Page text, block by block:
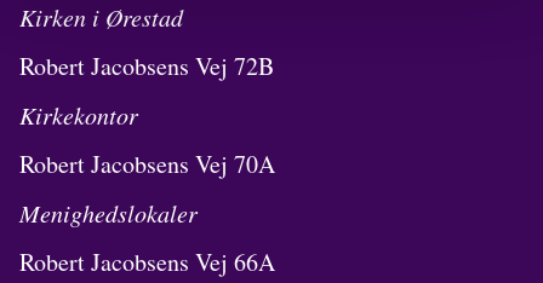
Kirken i Ørestad
Robert Jacobsens Vej 72B
Kirkekontor
Robert Jacobsens Vej 70A
Menighedslokaler
Robert Jacobsens Vej 66A